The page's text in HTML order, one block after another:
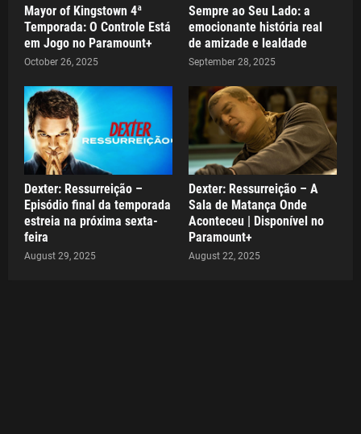
Mayor of Kingstown 4ª
Temporada: O Controle Está
em Jogo no Paramount+
October 26, 2025
Sempre ao Seu Lado: a
emocionante história real
de amizade e lealdade
September 28, 2025
Dexter: Ressurreição –
Episódio final da temporada
estreia na próxima sexta-
feira
August 29, 2025
Dexter: Ressurreição – A
Sala de Matança Onde
Aconteceu | Disponível no
Paramount+
August 22, 2025